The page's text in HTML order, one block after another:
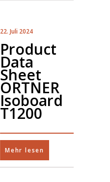
22. Juli 2024
Product
Data
Sheet
ORTNER
Isoboard
T1200
Mehr lesen